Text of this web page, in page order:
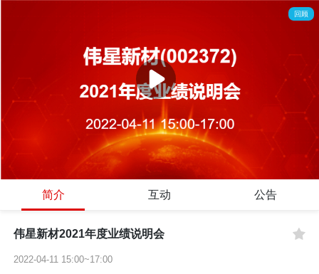
回顾
简介 互动 公告
伟星新材2021年度业绩说明会
2022-04-11 15:00~17:00